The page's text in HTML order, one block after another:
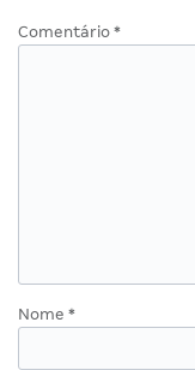
Comentário *
Nome *